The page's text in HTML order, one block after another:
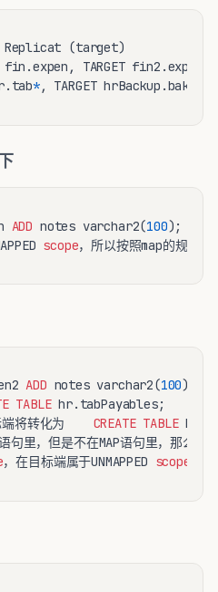
*, TARGET hrBackup.bak_
ADD notes varchar2(100);
scope
ADD notes varchar2(100);
TABLE hr.tabPayables;
端将转化为 CREATE TABLE
句里，但是不在MAP语句里，那么这
，在目标端属于UNMAPPED scope